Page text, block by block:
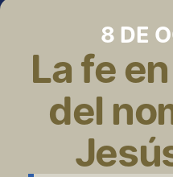
8 DE
La fe
del